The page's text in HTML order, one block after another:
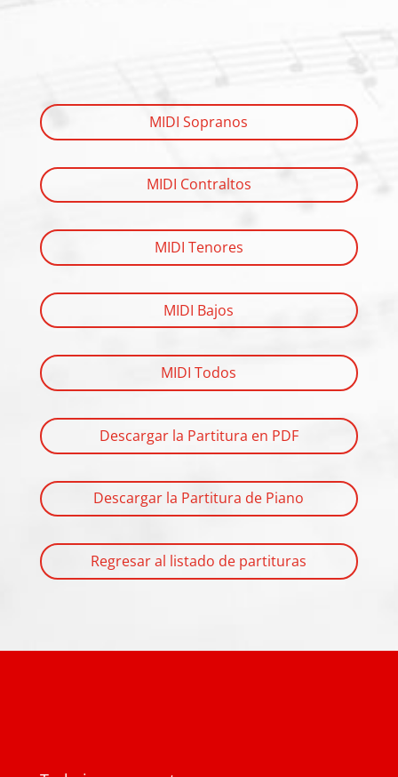
MIDI Sopranos
MIDI Contraltos
MIDI Tenores
MIDI Bajos
MIDI Todos
Descargar la Partitura en PDF
Descargar la Partitura de Piano
Regresar al listado de partituras